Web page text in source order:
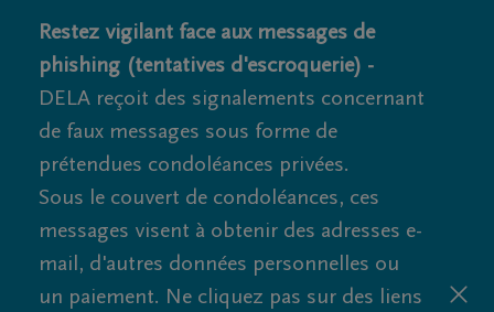
Restez vigilant face aux messages de
phishing (tentatives d'escroquerie) -
DELA reçoit des signalements concernant
de faux messages sous forme de
prétendues condoléances privées.
Sous le couvert de condoléances, ces
messages visent à obtenir des adresses e-
mail, d'autres données personnelles ou
un paiement. Ne cliquez pas sur des liens